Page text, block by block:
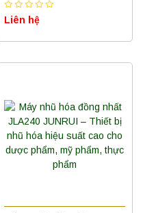
Liên hệ